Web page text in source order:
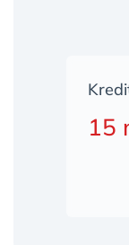
15